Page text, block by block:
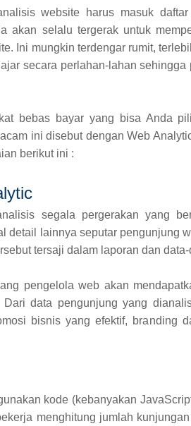
website harus masuk
akan selalu tergerak untuk
Ini mungkin terdengar rumit,
secara perlahan-lahan
bebas bayar yang bisa Anda
ini disebut dengan Web
berikut ini :
segala pergerakan yang
detail lainnya seputar pengunjung
tersaji dalam laporan dan
pengelola web akan
Dari data pengunjung yang
bisnis yang efektif, branding
kode (kebanyakan
menghitung jumlah